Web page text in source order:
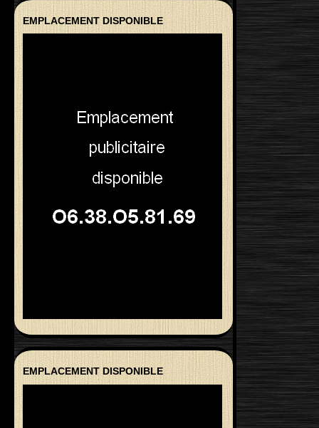
EMPLACEMENT DISPONIBLE
EMPLACEMENT DISPONIBLE